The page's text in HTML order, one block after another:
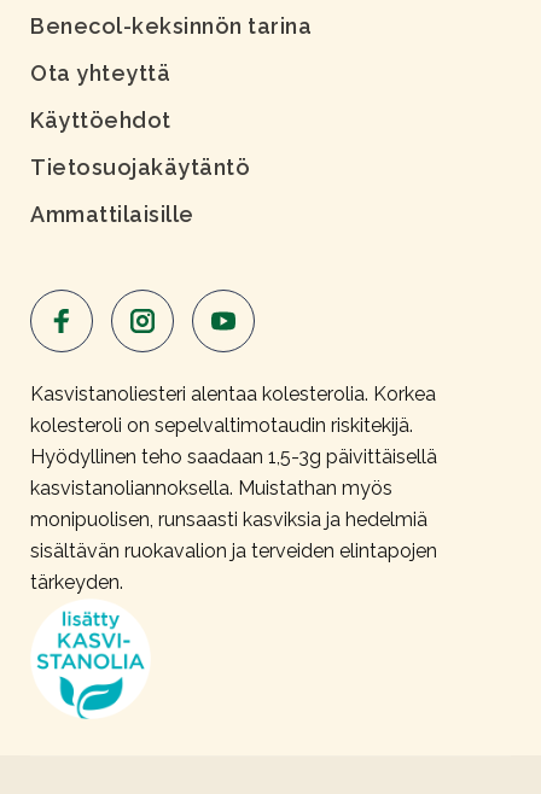
Benecol-keksinnön tarina
Ota yhteyttä
Käyttöehdot
Tietosuojakäytäntö
Ammattilaisille
Kasvistanoliesteri alentaa kolesterolia. Korkea
kolesteroli on sepelvaltimotaudin riskitekijä.
Hyödyllinen teho saadaan 1,5-3g päivittäisellä
kasvistanoliannoksella. Muistathan myös
monipuolisen, runsaasti kasviksia ja hedelmiä
sisältävän ruokavalion ja terveiden elintapojen
tärkeyden.